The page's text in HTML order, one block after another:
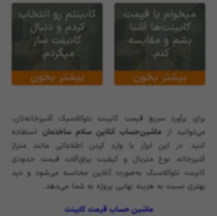
میخوام با قیمت
کابینت‌ها آشنا
بشم و مقایسه
کنم.
بیشتر بخون
کابینتم رو انتخاب
کردم و دنبال
کابینت ساز
میگردم.
بیشتر بخون
برای برآورد سریع قیمت کابینت نئوکلاسیک آشپزخانه‌تان،
می‌توانید از ماشین‌حساب آنلاین سلام ساختمان استفاده
کنید. در این ابزار با وارد کردن اطلاعاتی مانند متراژ
آشپزخانه، نوع متریال و کیفیت یراق‌آلات، قیمت حدودی
کابینت نئوکلاسیک به‌صورت آنلاین محاسبه می‌شود و دید
بهتری نسبت به هزینه نهایی پروژه به شما می‌دهد.
ماشین حساب قیمت کابینت